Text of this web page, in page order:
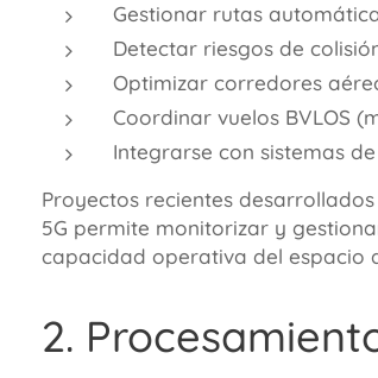
Gestionar rutas
Detectar riesgos de
Optimizar corredores
Coordinar vuelos BVLOS
Integrarse con sistemas
Proyectos recientes
5G permite monitorizar y
capacidad operativa del espacio
2.